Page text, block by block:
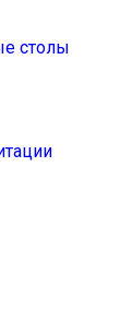
столы